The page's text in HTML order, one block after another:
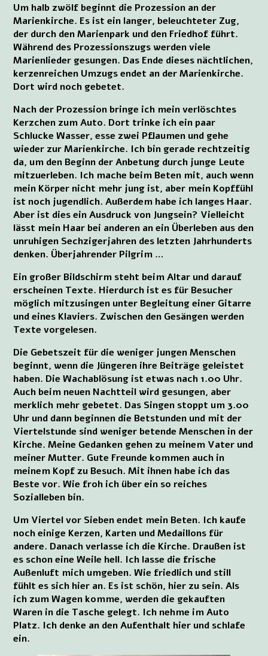
Um halb zwölf beginnt die Prozession an der
Marienkirche. Es ist ein langer, beleuchteter Zug,
der durch den Marienpark und den Friedhof führt.
Während des Prozessionszugs werden viele
Marienlieder gesungen. Das Ende dieses nächtlichen,
kerzenreichen Umzugs endet an der Marienkirche.
Dort wird noch gebetet.
Nach der Prozession bringe ich mein verlöschtes
Kerzchen zum Auto. Dort trinke ich ein paar
Schlucke Wasser, esse zwei Pflaumen und gehe
wieder zur Marienkirche. Ich bin gerade rechtzeitig
da, um den Beginn der Anbetung durch junge Leute
mitzuerleben. Ich mache beim Beten mit, auch wenn
mein Körper nicht mehr jung ist, aber mein Kopffühl
ist noch jugendlich. Außerdem habe ich langes Haar.
Aber ist dies ein Ausdruck von Jungsein? Vielleicht
lässt mein Haar bei anderen an ein Überleben aus den
unruhigen Sechzigerjahren des letzten Jahrhunderts
denken. Ü berjah re n d e r Pilgrim …
Ein großer Bildschirm steht beim Altar und darauf
erscheinen Texte. Hierdurch ist es für Besucher
möglich mitzusingen unter Begleitung einer Gitarre
und eines Klaviers. Zwischen den Gesängen werden
Texte vorgelesen.
Die Gebetszeit für die weniger jungen Menschen
beginnt, wenn die Jüngeren ihre Beiträge geleistet
haben. Die Wachablösung ist etwas nach 1.00 Uhr.
Auch beim neuen Nachtteil wird gesungen, aber
merklich mehr gebetet. Das Singen stoppt um 3.00
Uhr und dann beginnen die Betstunden und mit der
Viertelstunde sind weniger betende Menschen in der
Kirche. Meine Gedanken gehen zu meinem Vater und
meiner Mutter. Gute Freunde kommen auch in
meinem Kopf zu Besuch. Mit ihnen habe ich das
Beste vor. Wie froh ich über ein so reiches
Sozialleben bin.
Um Viertel vor Sieben endet mein Beten. Ich kaufe
noch einige Kerzen, Karten und Medaillons für
andere. Danach verlasse ich die Kirche. Draußen ist
es schon eine Weile hell. Ich lasse die frische
Außenluft mich umgeben. Wie friedlich und still
fühlt es sich hier an. Es ist schön, hier zu sein. Als
ich zum Wagen komme, werden die gekauften
Waren in die Tasche gelegt. Ich nehme im Auto
Platz. Ich denke an den Aufenthalt hier und schlafe
ein.